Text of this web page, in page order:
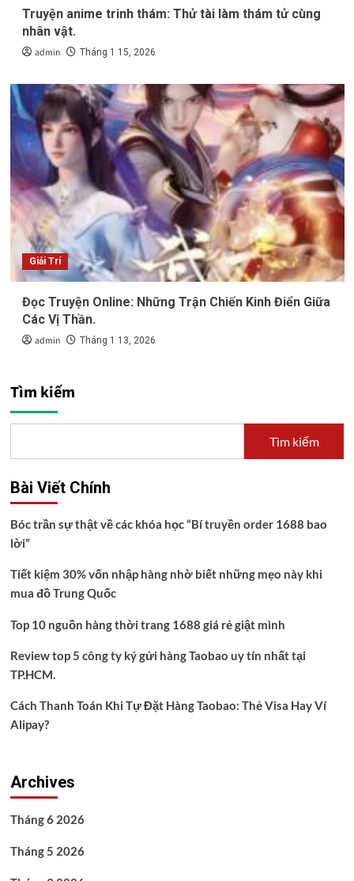
Truyện anime trinh thám: Thử tài làm thám tử cùng
nhân vật.
admin Tháng 1 15, 2026
Giải Trí
Đọc Truyện Online: Những Trận Chiến Kinh Điển Giữa
Các Vị Thần.
admin Tháng 1 13, 2026
Tìm kiếm
Tìm kiếm
Bài Viết Chính
Bóc trần sự thật về các khóa học “Bí truyền order 1688 bao
lời”
Tiết kiệm 30% vốn nhập hàng nhờ biết những mẹo này khi
mua đồ Trung Quốc
Top 10 nguồn hàng thời trang 1688 giá rẻ giật mình
Review top 5 công ty ký gửi hàng Taobao uy tín nhất tại
TP.HCM.
Cách Thanh Toán Khi Tự Đặt Hàng Taobao: Thẻ Visa Hay Ví
Alipay?
Archives
Tháng 6 2026
Tháng 5 2026